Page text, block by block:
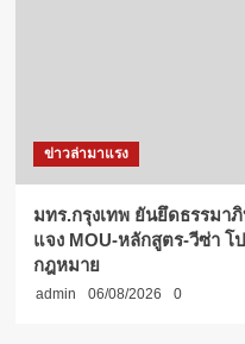
ข่าวล่ามาแรง
มทร.กรุงเทพ ยันยึดธรรมา
แจง MOU-หลักสูตร-วีซ่า โ
กฎหมาย
admin 06/08/2026 0